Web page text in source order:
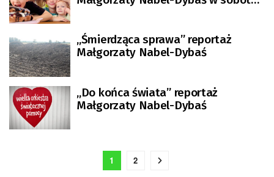
„Śmierdząca sprawa” reportaż
Małgorzaty Nabel-Dybaś
„Do końca świata” reportaż
Małgorzaty Nabel-Dybaś
1 2